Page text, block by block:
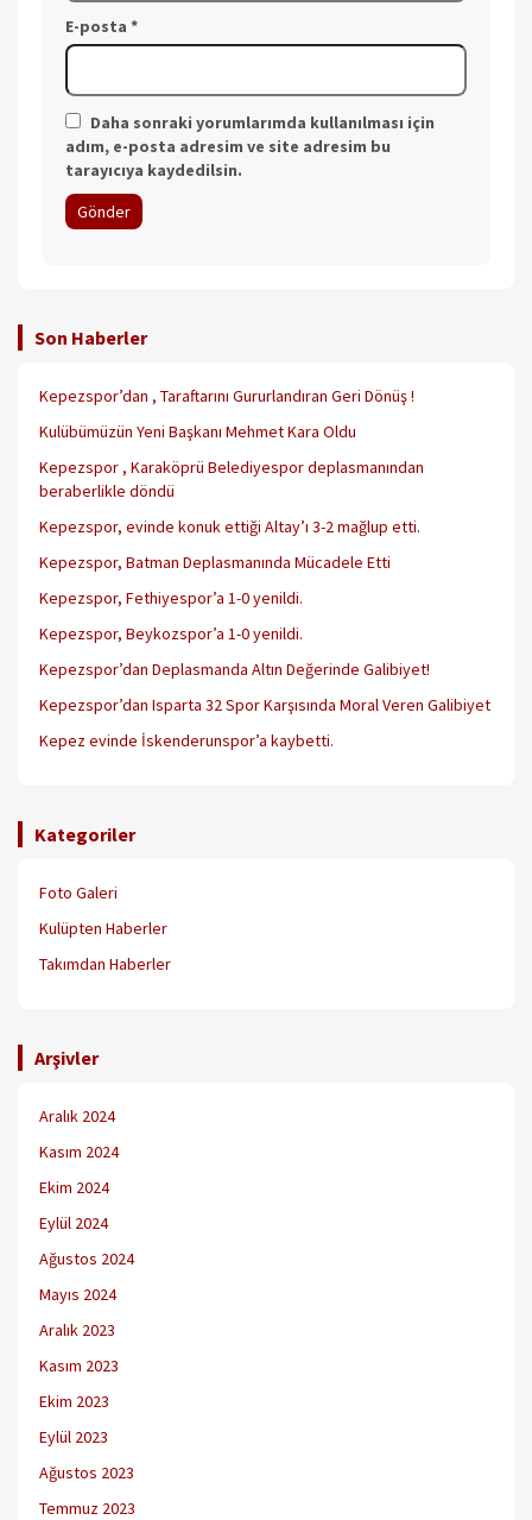
E-posta *
Daha sonraki yorumlarımda kullanılması için
adım, e-posta adresim ve site adresim bu
tarayıcıya kaydedilsin.
Son Haberler
Kepezspor’dan , Taraftarını Gururlandıran Geri Dönüş !
Kulübümüzün Yeni Başkanı Mehmet Kara Oldu
Kepezspor , Karaköprü Belediyespor deplasmanından
beraberlikle döndü
Kepezspor, evinde konuk ettiği Altay’ı 3-2 mağlup etti.
Kepezspor, Batman Deplasmanında Mücadele Etti
Kepezspor, Fethiyespor’a 1-0 yenildi.
Kepezspor, Beykozspor’a 1-0 yenildi.
Kepezspor’dan Deplasmanda Altın Değerinde Galibiyet!
Kepezspor’dan Isparta 32 Spor Karşısında Moral Veren Galibiyet
Kepez evinde İskenderunspor’a kaybetti.
Kategoriler
Foto Galeri
Kulüpten Haberler
Takımdan Haberler
Arşivler
Aralık 2024
Kasım 2024
Ekim 2024
Eylül 2024
Ağustos 2024
Mayıs 2024
Aralık 2023
Kasım 2023
Ekim 2023
Eylül 2023
Ağustos 2023
Temmuz 2023